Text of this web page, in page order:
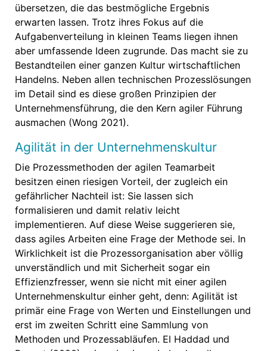
übersetzen, die das bestmögliche Ergebnis
erwarten lassen. Trotz ihres Fokus auf die
Aufgabenverteilung in kleinen Teams liegen ihnen
aber umfassende Ideen zugrunde. Das macht sie zu
Bestandteilen einer ganzen Kultur wirtschaftlichen
Handelns. Neben allen technischen Prozesslösungen
im Detail sind es diese großen Prinzipien der
Unternehmensführung, die den Kern agiler Führung
ausmachen (Wong 2021).
Agilität in der Unternehmenskultur
Die Prozessmethoden der agilen Teamarbeit
besitzen einen riesigen Vorteil, der zugleich ein
gefährlicher Nachteil ist: Sie lassen sich
formalisieren und damit relativ leicht
implementieren. Auf diese Weise suggerieren sie,
dass agiles Arbeiten eine Frage der Methode sei. In
Wirklichkeit ist die Prozessorganisation aber völlig
unverständlich und mit Sicherheit sogar ein
Effizienzfresser, wenn sie nicht mit einer agilen
Unternehmenskultur einher geht, denn: Agilität ist
primär eine Frage von Werten und Einstellungen und
erst im zweiten Schritt eine Sammlung von
Methoden und Prozessabläufen. El Haddad und